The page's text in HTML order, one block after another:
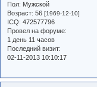
Пол: Мужской
Возраст: 56 [1969-12-10]
ICQ: 472577796
Провел на форуме:
1 день 11 часов
Последний визит:
02-11-2013 10:10:17